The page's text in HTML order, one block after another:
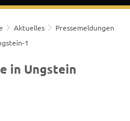
Aktuelles
Pressemeldungen
1
in Ungstein